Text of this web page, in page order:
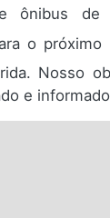
ônibus
o próximo
Nosso
e